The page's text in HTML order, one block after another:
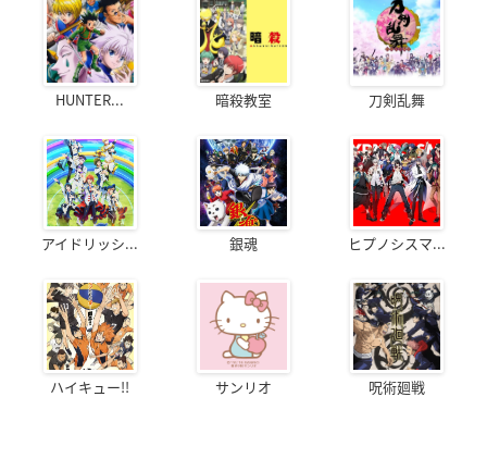
HUNTER... 暗殺教室 刀剣乱舞
アイドリッシ... 銀魂 ヒプノシスマ...
ハイキュー!! サンリオ 呪術廻戦